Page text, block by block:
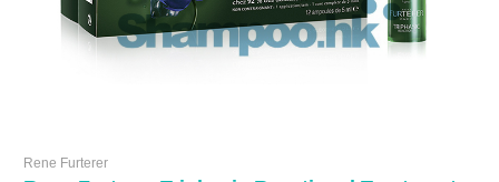
Rene Furterer